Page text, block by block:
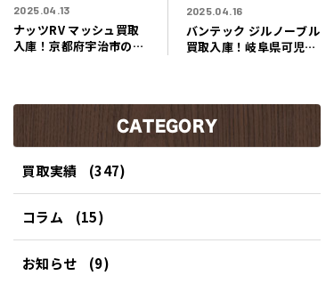
2025.04.13
ナッツRV マッシュ買取
入庫！京都府宇治市のお
ングカー買取させて頂き
2025.04.16
バンテック ジルノーブル
買取入庫！岐阜県可児市
買取させていただきまし
た！
CATEGORY
買取実績 (347)
コラム (15)
お知らせ (9)